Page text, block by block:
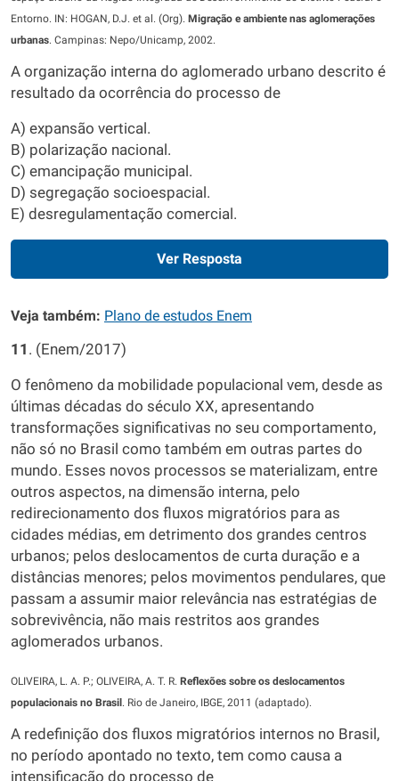
Entorno. IN: HOGAN, D.J. et al. (Org). Migração e ambiente nas aglomerações
urbanas. Campinas: Nepo/Unicamp, 2002.
A organização interna do aglomerado urbano descrito é
resultado da ocorrência do processo de
A) expansão vertical.
B) polarização nacional.
C) emancipação municipal.
D) segregação socioespacial.
E) desregulamentação comercial.
Ver Resposta
Veja também: Plano de estudos Enem
11 . (Enem/2017)
O fenômeno da mobilidade populacional vem, desde as
últimas décadas do século XX, apresentando
transformações significativas no seu comportamento,
não só no Brasil como também em outras partes do
mundo. Esses novos processos se materializam, entre
outros aspectos, na dimensão interna, pelo
redirecionamento dos fluxos migratórios para as
cidades médias, em detrimento dos grandes centros
urbanos; pelos deslocamentos de curta duração e a
distâncias menores; pelos movimentos pendulares, que
passam a assumir maior relevância nas estratégias de
sobrevivência, não mais restritos aos grandes
aglomerados urbanos.
OLIVEIRA, L. A. P.; OLIVEIRA, A. T. R. Reflexões sobre os deslocamentos
populacionais no Brasil . Rio de Janeiro, IBGE, 2011 (adaptado).
A redefinição dos fluxos migratórios internos no Brasil,
no período apontado no texto, tem como causa a
intensificação do processo de